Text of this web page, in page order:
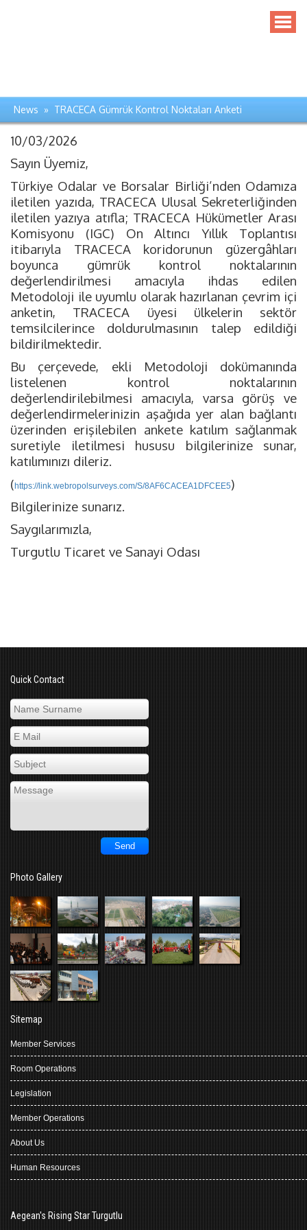
News » TRACECA Gümrük Kontrol Noktaları Anketi
10/03/2026
Sayın Üyemiz,
Türkiye Odalar ve Borsalar Birliği’nden Odamıza
iletilen yazıda, TRACECA Ulusal Sekreterliğinden
iletilen yazıya atıfla; TRACECA Hükümetler Arası
Komisyonu (IGC) On Altıncı Yıllık Toplantısı
itibarıyla TRACECA koridorunun güzergâhları
boyunca gümrük kontrol noktalarının
değerlendirilmesi amacıyla ihdas edilen
Metodoloji ile uyumlu olarak hazırlanan çevrim içi
anketin, TRACECA üyesi ülkelerin sektör
temsilcilerince doldurulmasının talep edildiği
bildirilmektedir.
Bu çerçevede, ekli Metodoloji dokümanında
listelenen kontrol noktalarının
değerlendirilebilmesi amacıyla, varsa görüş ve
değerlendirmelerinizin aşağıda yer alan bağlantı
üzerinden erişilebilen ankete katılım sağlanmak
suretiyle iletilmesi hususu bilgilerinize sunar,
katılımınızı dileriz.
( https://link.webropolsurveys.com/S/8AF6CACEA1DFCEE5)
Bilgilerinize sunarız.
Saygılarımızla,
Turgutlu Ticaret ve Sanayi Odası
Quick Contact
Photo Gallery
Sitemap
Member Services
Room Operations
Legislation
Member Operations
About Us
Human Resources
Aegean's Rising Star Turgutlu